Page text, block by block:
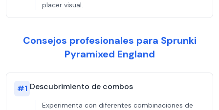
placer visual.
Consejos profesionales para Sprunki
Pyramixed England
#1 Descubrimiento de combos
Experimenta con diferentes combinaciones de